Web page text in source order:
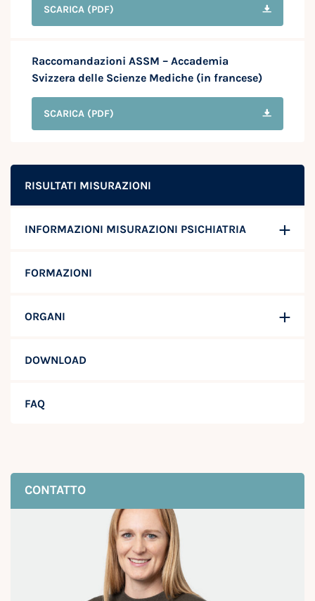
RISULTATI MISURAZIONI
INFORMAZIONI MISURAZIONI PSICHIATRIA
FORMAZIONI
ORGANI
DOWNLOAD
FAQ
CONTATTO
SCARICA (PDF)
Raccomandazioni ASSM – Accademia
Svizzera delle Scienze Mediche (in francese)
SCARICA (PDF)